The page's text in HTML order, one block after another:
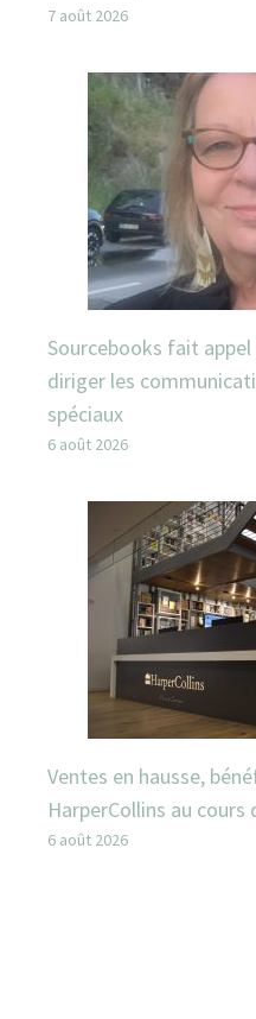
7 août 2026
Sourcebooks fait
diriger les
spéciaux
6 août 2026
Ventes en hausse,
HarperCollins au cours
6 août 2026